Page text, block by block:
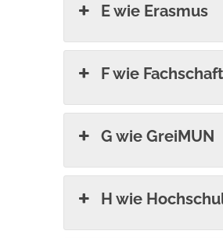
E wie Erasmus
F wie
G wie GreiMUN
H wie